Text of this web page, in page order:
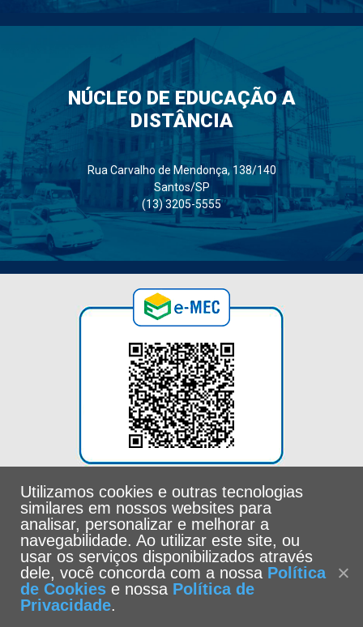
NÚCLEO DE EDUCAÇÃO A
DISTÂNCIA
Rua Carvalho de Mendonça, 138/140
Santos/SP
(13) 3205-5555
Utilizamos cookies e outras tecnologias
similares em nossos websites para
analisar, personalizar e melhorar a
navegabilidade. Ao utilizar este site, ou
usar os serviços disponibilizados através
dele, você concorda com a nossa Política
de Cookies e nossa Política de
Privacidade.